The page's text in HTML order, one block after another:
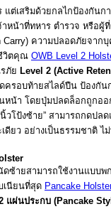
แต่เสริมด้วยกลไกป้องกันก
าหน้าที่ทหาร ตำรวจ หรือ
Carry) ความปลอดภัยจา
วิตคุณ OWB Level 2
ภัย Level 2 (Active
ครอบท้ายสไลด์ปืน ป้องกัน
หน้า โดยปุ่มปลดล็อกถูกออ
วโป้งซ้าย” สามารถกดป
เดียว อย่างเป็นธรรมชาติ ไ
ซ้ายสามารถใช้งานแบบพ
เนียนที่สุด Pancake
แผ่นประกบ (Pancake